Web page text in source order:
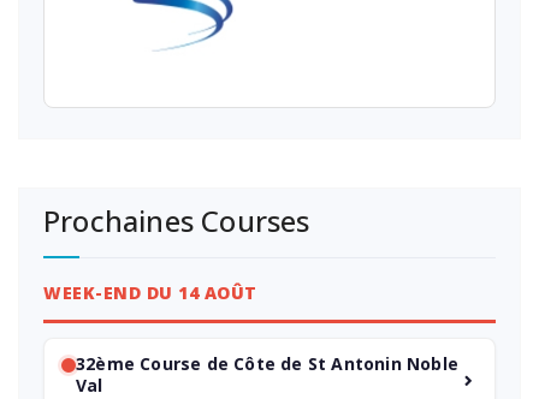
Prochaines Courses
WEEK-END DU 14 AOÛT
32ème Course de Côte de St Antonin Noble
Val